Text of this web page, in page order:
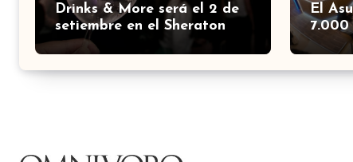
Drinks & More será el 2 de
setiembre en el Sheraton
El
7.000